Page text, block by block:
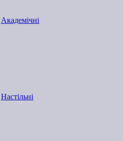
Академічні
Настільні